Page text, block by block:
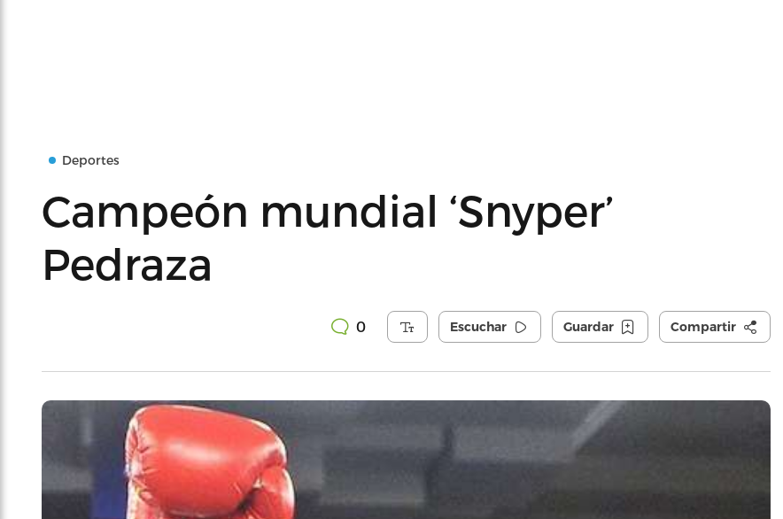
Deportes
Campeón mundial ‘Snyper’
Pedraza
0 Escuchar Guardar Compartir